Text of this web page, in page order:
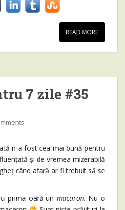
READ MORE
7 zile #35
n-a fost cea mai bună pentru
și de vremea mizerabilă
când afară ar fi trebuit să se
prima oară unmacaron. Nu o